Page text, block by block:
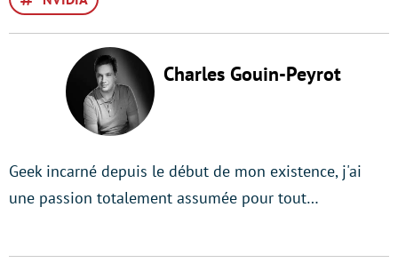
Charles Gouin-Peyrot
Geek incarné depuis le début de mon existence, j'ai
une passion totalement assumée pour tout…